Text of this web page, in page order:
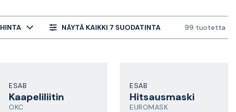
HINTA NÄYTÄ KAIKKI 7 SUODATINTA 99 tuotetta
ESAB
Kaapeliliitin
OKC
ESAB
Hitsausmaski
EUROMASK